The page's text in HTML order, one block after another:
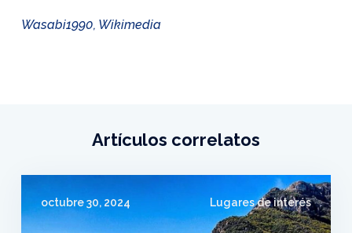
Wasabi1990, Wikimedia
Artículos correlatos
octubre 30, 2024 Lugares de interés